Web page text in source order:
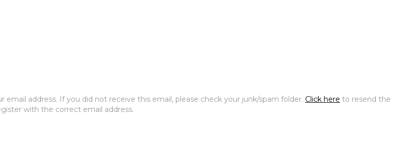
address. If you did not receive this email, please check your junk/spam folder. Click here to resend the
with the correct email address.